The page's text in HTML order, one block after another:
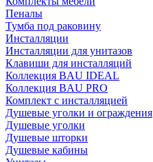
Пеналы
Тумба под раковину
Инсталляции
Инсталляции для унитазов
Клавиши для инсталляций
Коллекция BAU IDEAL
Коллекция BAU PRO
Комплект с инсталляцией
Душевые уголки и ограждения
Душевые уголки
Душевые шторки
Душевые кабины